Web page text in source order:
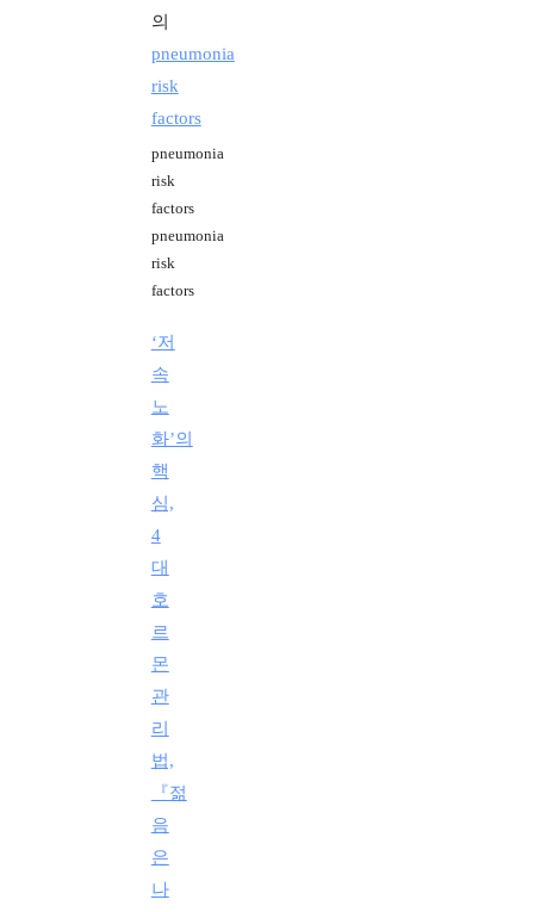
의
pneumonia
risk
factors
pneumonia
risk
factors
pneumonia
risk
factors
‘저
속
노
화’의
핵
심,
4
대
호
르
몬
관
리
법,
『젊
음
은
나